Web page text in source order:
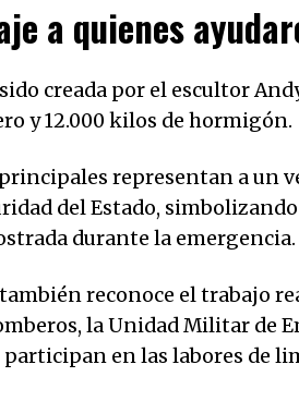
a quienes
creada por el escultor
y 12.000 kilos de hormigón.
representan a un
del Estado,
durante la emergencia.
reconoce el trabajo
la Unidad Militar de
en las labores de